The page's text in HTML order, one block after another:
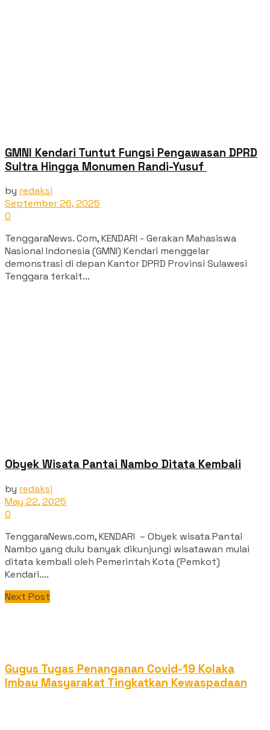
GMNI Kendari Tuntut Fungsi Pengawasan DPRD
Sultra Hingga Monumen Randi-Yusuf ‎
by redaksi
September 26, 2025
0
‎TenggaraNews. Com, KENDARI - Gerakan Mahasiswa
Nasional Indonesia (GMNI) Kendari menggelar
demonstrasi di depan Kantor DPRD Provinsi Sulawesi
Tenggara terkait...
Obyek Wisata Pantai Nambo Ditata Kembali
by redaksi
May 22, 2025
0
TenggaraNews.com, KENDARI – Obyek wisata Pantai
Nambo yang dulu banyak dikunjungi wisatawan mulai
ditata kembali oleh Pemerintah Kota (Pemkot)
Kendari....
Next Post
Gugus Tugas Penanganan Covid-19 Kolaka
Imbau Masyarakat Tingkatkan Kewaspadaan